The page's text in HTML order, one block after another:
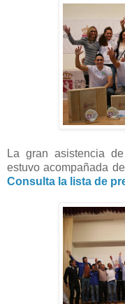
La gran asistencia
estuvo acompañada
Consulta la lista de